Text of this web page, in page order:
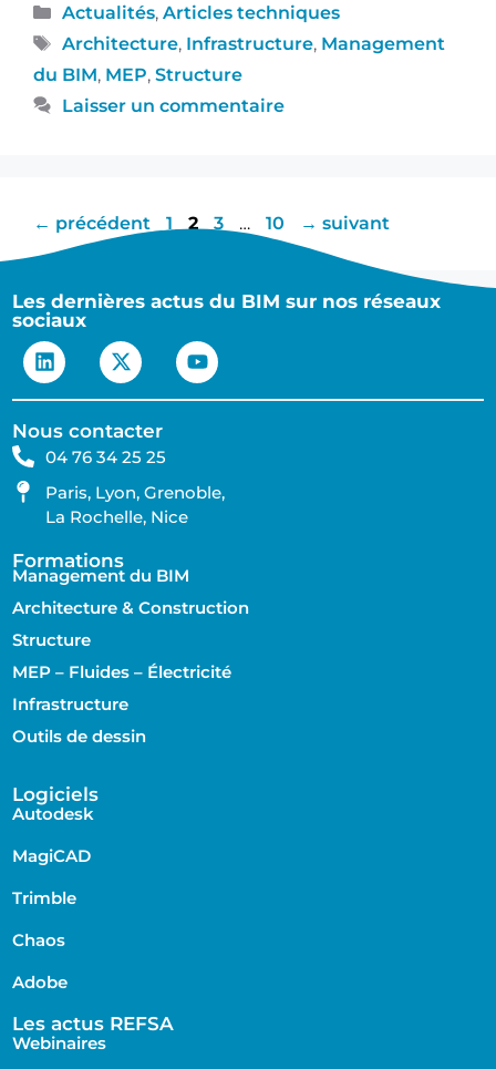
Actualités, Articles techniques
Architecture, Infrastructure, Management
du BIM, MEP, Structure
Laisser un commentaire
← précédent 1 2 3 … 10 → suivant
Les dernières actus du BIM sur nos réseaux
sociaux
Nous contacter
04 76 34 25 25
Paris, Lyon, Grenoble,
La Rochelle, Nice
Formations
Management du BIM
Architecture & Construction
Structure
MEP – Fluides – Électricité
Infrastructure
Outils de dessin
Logiciels
Autodesk
MagiCAD
Trimble
Chaos
Adobe
Les actus REFSA
Webinaires